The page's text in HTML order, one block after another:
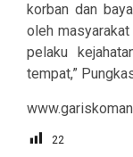
korban dan
oleh
pelaku
tempat,”
22